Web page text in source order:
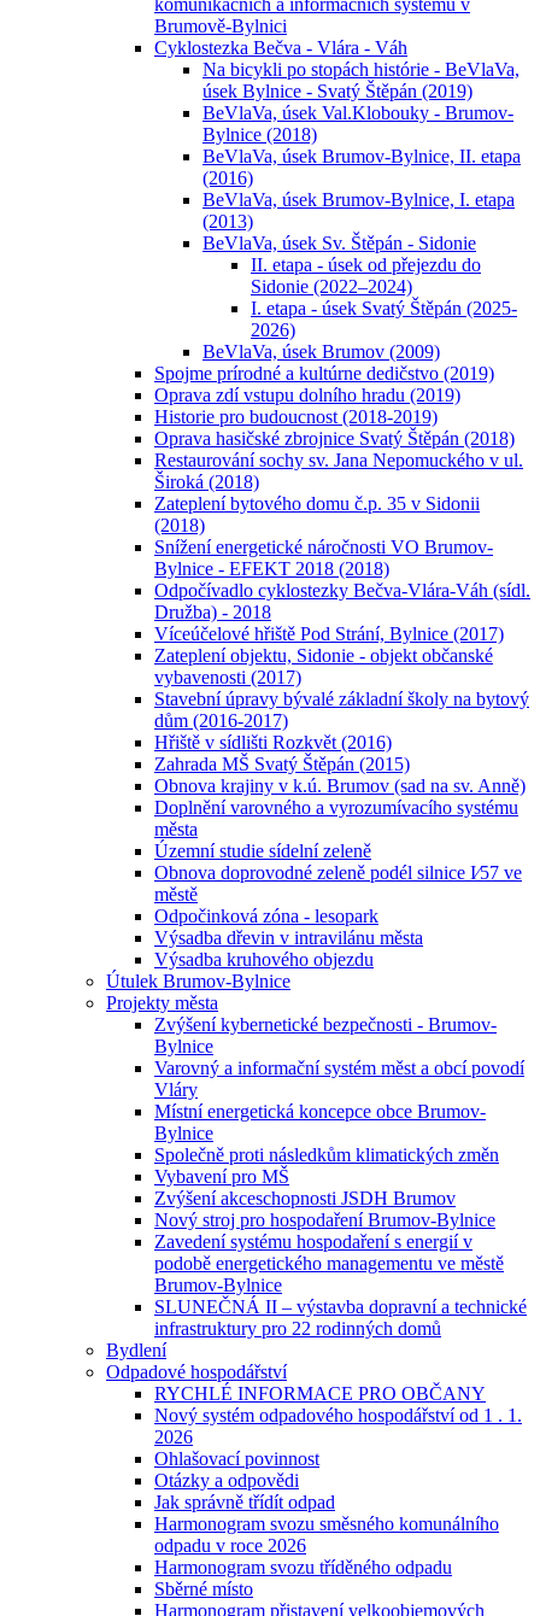
komunikačních a informačních systémů v
Brumově-Bylnici
Cyklostezka Bečva - Vlára - Váh
Na bicykli po stopách histórie - BeVlaVa,
úsek Bylnice - Svatý Štěpán (2019)
BeVlaVa, úsek Val.Klobouky - Brumov-
Bylnice (2018)
BeVlaVa, úsek Brumov-Bylnice, II. etapa
(2016)
BeVlaVa, úsek Brumov-Bylnice, I. etapa
(2013)
BeVlaVa, úsek Sv. Štěpán - Sidonie
II. etapa - úsek od přejezdu do
Sidonie (2022–2024)
I. etapa - úsek Svatý Štěpán (2025-
2026)
BeVlaVa, úsek Brumov (2009)
Spojme prírodné a kultúrne dedičstvo (2019)
Oprava zdí vstupu dolního hradu (2019)
Historie pro budoucnost (2018-2019)
Oprava hasičské zbrojnice Svatý Štěpán (2018)
Restaurování sochy sv. Jana Nepomuckého v ul.
Široká (2018)
Zateplení bytového domu č.p. 35 v Sidonii
(2018)
Snížení energetické náročnosti VO Brumov-
Bylnice - EFEKT 2018 (2018)
Odpočívadlo cyklostezky Bečva-Vlára-Váh (sídl.
Družba) - 2018
Víceúčelové hřiště Pod Strání, Bylnice (2017)
Zateplení objektu, Sidonie - objekt občanské
vybavenosti (2017)
Stavební úpravy bývalé základní školy na bytový
dům (2016-2017)
Hřiště v sídlišti Rozkvět (2016)
Zahrada MŠ Svatý Štěpán (2015)
Obnova krajiny v k.ú. Brumov (sad na sv. Anně)
Doplnění varovného a vyrozumívacího systému
města
Územní studie sídelní zeleně
Obnova doprovodné zeleně podél silnice I⁄57 ve
městě
Odpočinková zóna - lesopark
Výsadba dřevin v intravilánu města
Výsadba kruhového objezdu
Útulek Brumov-Bylnice
Projekty města
Zvýšení kybernetické bezpečnosti - Brumov-
Bylnice
Varovný a informační systém měst a obcí povodí
Vláry
Místní energetická koncepce obce Brumov-
Bylnice
Společně proti následkům klimatických změn
Vybavení pro MŠ
Zvýšení akceschopnosti JSDH Brumov
Nový stroj pro hospodaření Brumov-Bylnice
Zavedení systému hospodaření s energií v
podobě energetického managementu ve městě
Brumov-Bylnice
SLUNEČNÁ II – výstavba dopravní a technické
infrastruktury pro 22 rodinných domů
Bydlení
Odpadové hospodářství
RYCHLÉ INFORMACE PRO OBČANY
Nový systém odpadového hospodářství od 1 . 1.
2026
Ohlašovací povinnost
Otázky a odpovědi
Jak správně třídít odpad
Harmonogram svozu směsného komunálního
odpadu v roce 2026
Harmonogram svozu tříděného odpadu
Sběrné místo
Harmonogram přistavení velkoobjemových